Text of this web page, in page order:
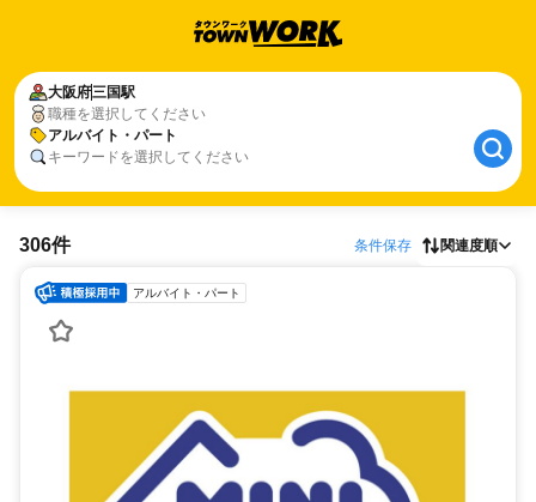
大阪府三国駅
職種を選択してください
アルバイト・パート
キーワードを選択してください
306件 条件保存 関連度順
アルバイト・パート